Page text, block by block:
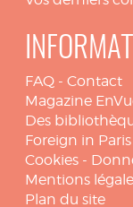
FAQ - Contact
Magazine
Des
Foreign in Paris
Cookies -
Mentions
Plan du site